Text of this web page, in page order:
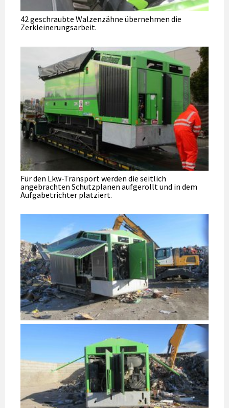
42 geschraubte Walzenzähne übernehmen die
Zerkleinerungsarbeit.
Für den Lkw-Transport werden die seitlich
angebrachten Schutzplanen aufgerollt und in dem
Aufgabetrichter platziert.